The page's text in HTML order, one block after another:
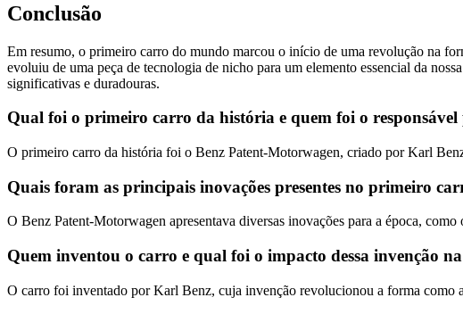
Conclusão
Em resumo, o primeiro carro do mundo marcou o início de uma revolução na
evoluiu de uma peça de tecnologia de nicho para um elemento essencial da
significativas e duradouras.
Qual foi o primeiro carro da história e quem foi o responsável
O primeiro carro da história foi o Benz Patent-Motorwagen, criado por Karl
Quais foram as principais inovações presentes no primeiro
O Benz Patent-Motorwagen apresentava diversas inovações para a época,
Quem inventou o carro e qual foi o impacto dessa invenção na
O carro foi inventado por Karl Benz, cuja invenção revolucionou a forma como